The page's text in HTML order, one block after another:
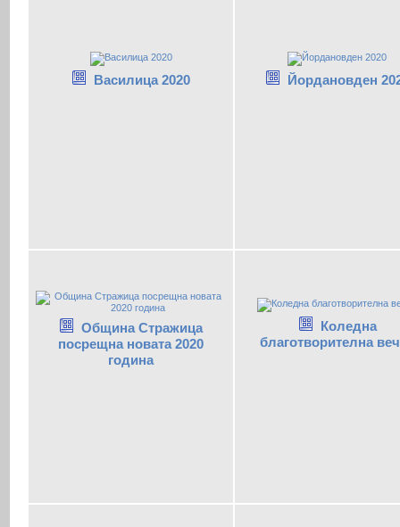
Василица 2020 Йордановден
Община Стражица
посрещна новата 2020
година
Коледна
благотворителна